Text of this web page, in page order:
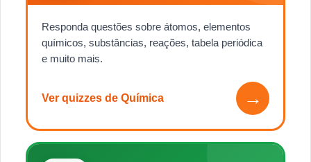
Responda questões sobre átomos, elementos
químicos, substâncias, reações, tabela periódica
e muito mais.
Ver quizzes de Química →